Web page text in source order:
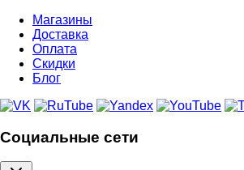
Магазины
Доставка
Оплата
Скидки
Блог
Социальные сети